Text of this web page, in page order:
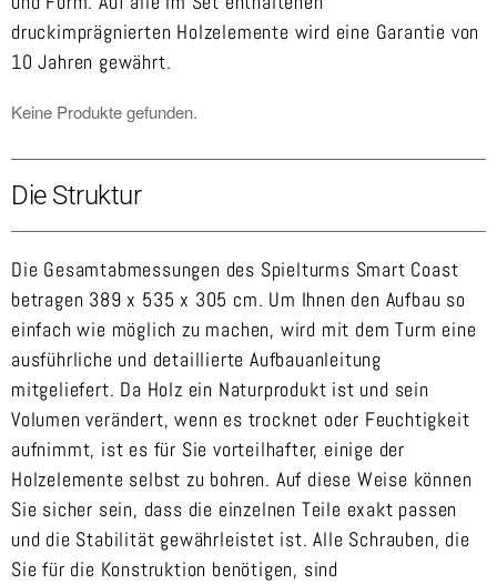
druckimprägnierten Holzelemente wird eine Garantie von
10 Jahren gewährt.
Keine Produkte gefunden.
Die Struktur
Die Gesamtabmessungen des Spielturms Smart Coast
betragen 389 x 535 x 305 cm. Um Ihnen den Aufbau so
einfach wie möglich zu machen, wird mit dem Turm eine
ausführliche und detaillierte Aufbauanleitung
mitgeliefert. Da Holz ein Naturprodukt ist und sein
Volumen verändert, wenn es trocknet oder Feuchtigkeit
aufnimmt, ist es für Sie vorteilhafter, einige der
Holzelemente selbst zu bohren. Auf diese Weise können
Sie sicher sein, dass die einzelnen Teile exakt passen
und die Stabilität gewährleistet ist. Alle Schrauben, die
Sie für die Konstruktion benötigen, sind